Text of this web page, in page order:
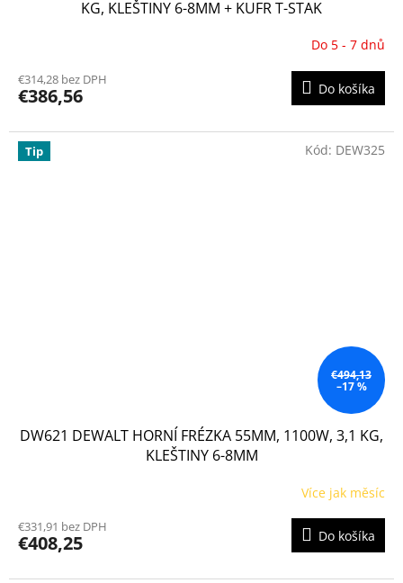
KG, KLEŠTINY 6-8MM + KUFR T-STAK
Do 5 - 7 dnů
€314,28 bez DPH
€386,56 Do košíka
Tip
€494,13
–17 %
DW621 DEWALT HORNÍ FRÉZKA 55MM, 1100W, 3,1 KG,
KLEŠTINY 6-8MM
Více jak měsíc
€331,91 bez DPH
€408,25 Do košíka
Kód: DEW325